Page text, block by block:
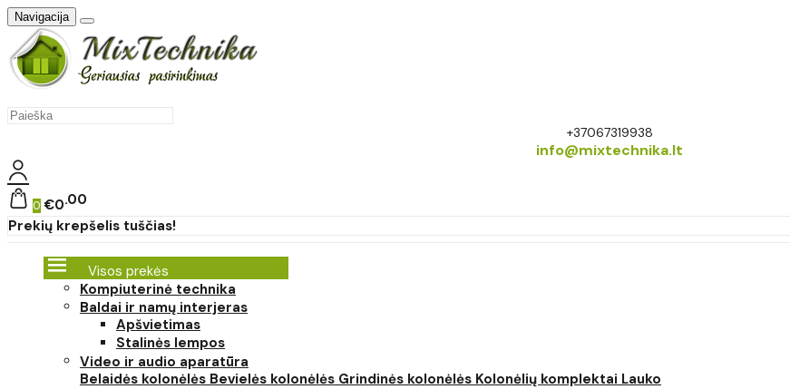
Navigacija
+37067319938
info@mixtechnika.lt
0 €0 00
Prekių krepšelis tuščias!
Visos prekės
Kompiuterinė technika
Baldai ir namų interjeras
Apšvietimas
Stalinės lempos
Video ir audio aparatūra
Belaidės kolonėlės Bevielės kolonėlės Grindinės kolonėlės Kolonėlių komplektai Lauko